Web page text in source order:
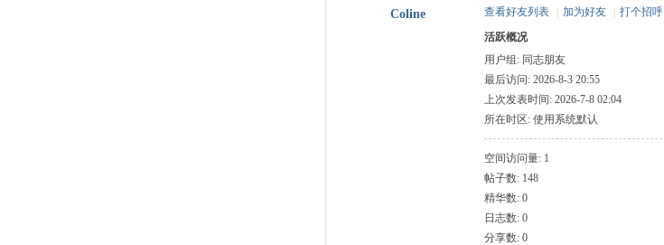
Coline 查看好友列表 加为好友 打个招呼
活跃概况
用户组: 同志朋友
最后访问: 2026-8-3 20:55
上次发表时间: 2026-7-8 02:04
所在时区: 使用系统默认
空间访问量: 1
帖子数: 148
精华数: 0
日志数: 0
分享数: 0